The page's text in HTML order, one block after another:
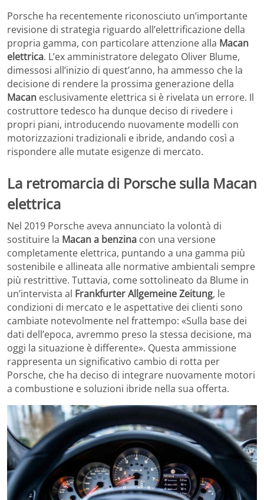
Porsche ha recentemente riconosciuto un’importante
revisione di strategia riguardo all’elettrificazione della
propria gamma, con particolare attenzione alla Macan
elettrica. L’ex amministratore delegato Oliver Blume,
dimessosi all’inizio di quest’anno, ha ammesso che la
decisione di rendere la prossima generazione della
Macan esclusivamente elettrica si è rivelata un errore. Il
costruttore tedesco ha dunque deciso di rivedere i
propri piani, introducendo nuovamente modelli con
motorizzazioni tradizionali e ibride, andando così a
rispondere alle mutate esigenze di mercato.
La retromarcia di Porsche sulla Macan
elettrica
Nel 2019 Porsche aveva annunciato la volontà di
sostituire la Macan a benzina con una versione
completamente elettrica, puntando a una gamma più
sostenibile e allineata alle normative ambientali sempre
più restrittive. Tuttavia, come sottolineato da Blume in
un’intervista al Frankfurter Allgemeine Zeitung, le
condizioni di mercato e le aspettative dei clienti sono
cambiate notevolmente nel frattempo: «Sulla base dei
dati dell’epoca, avremmo preso la stessa decisione, ma
oggi la situazione è differente». Questa ammissione
rappresenta un significativo cambio di rotta per
Porsche, che ha deciso di integrare nuovamente motori
a combustione e soluzioni ibride nella sua offerta.